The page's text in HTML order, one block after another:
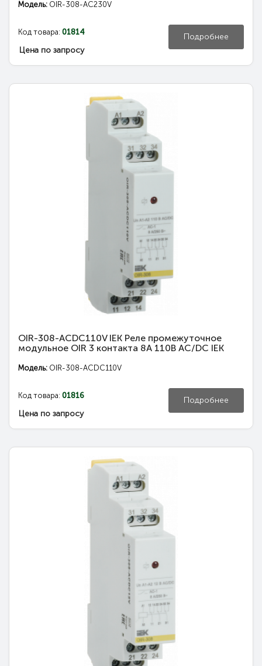
Модель: OIR-308-AC230V
Код товара: 01814
Цена по запросу
Подробнее
OIR-308-ACDC110V IEK Реле промежуточное
модульное OIR 3 контакта 8А 110В AC/DC IEK
Модель: OIR-308-ACDC110V
Код товара: 01816
Цена по запросу
Подробнее